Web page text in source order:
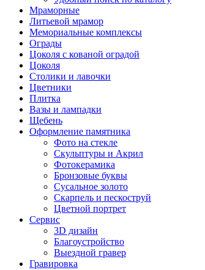
Мраморные
Литьевой мрамор
Мемориальные комплексы
Ограды
Цоколя с кованой оградой
Цоколя
Столики и лавочки
Цветники
Плитка
Вазы и лампадки
Щебень
Оформление памятника
Фото на стекле
Скульптуры и Акрил
Фотокерамика
Бронзовые буквы
Сусальное золото
Скарпель и пескоструй
Цветной портрет
Сервис
3D дизайн
Благоустройство
Выездной гравер
Гравировка